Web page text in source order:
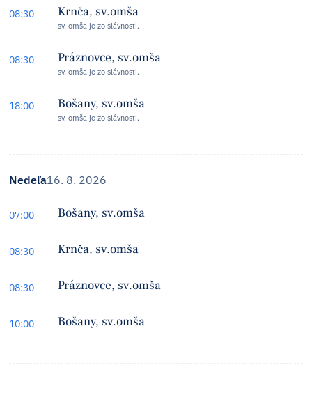
08:30 Krnča, sv.omša
sv. omša je zo slávnosti.
08:30 Práznovce, sv.omša
sv. omša je zo slávnosti.
18:00 Bošany, sv.omša
sv. omša je zo slávnosti.
Nedeľa16. 8. 2026
07:00 Bošany, sv.omša
08:30 Krnča, sv.omša
08:30 Práznovce, sv.omša
10:00 Bošany, sv.omša